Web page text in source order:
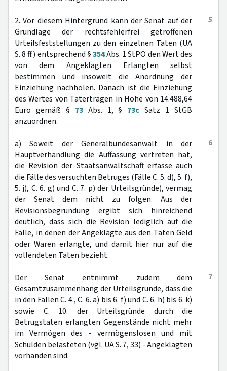
5
2. Vor diesem Hintergrund kann der Senat auf der
Grundlage der rechtsfehlerfrei getroffenen
Urteilsfeststellungen zu den einzelnen Taten (UA
S. 8 ff.) entsprechend §354Abs. 1 StPO den Wert des
von dem Angeklagten Erlangten selbst
bestimmen und insoweit die Anordnung der
Einziehung nachholen. Danach ist die Einziehung
des Wertes von Taterträgen in Höhe von 14.488,64
Euro gemäß § 73Abs. 1, § 73c Satz 1 StGB
anzuordnen.
6
a) Soweit der Generalbundesanwalt in der
Hauptverhandlung die Auffassung vertreten hat,
die Revision der Staatsanwaltschaft erfasse auch
die Fälle des versuchten Betruges (Fälle C. 5. d), 5. f),
5. j), C. 6. g) und C. 7. p) der Urteilsgründe), vermag
der Senat dem nicht zu folgen. Aus der
Revisionsbegründung ergibt sich hinreichend
deutlich, dass sich die Revision lediglich auf die
Fälle, in denen der Angeklagte aus den Taten Geld
oder Waren erlangte, und damit hier nur auf die
vollendeten Taten bezieht.
7
Der Senat entnimmt zudem dem
Gesamtzusammenhang der Urteilsgründe, dass die
in den Fällen C. 4., C. 6. a) bis 6. f) und C. 6. h) bis 6. k)
sowie C. 10. der Urteilsgründe durch die
Betrugstaten erlangten Gegenstände nicht mehr
im Vermögen des - vermögenslosen und mit
Schulden belasteten (vgl. UA S. 7, 33) - Angeklagten
vorhanden sind.